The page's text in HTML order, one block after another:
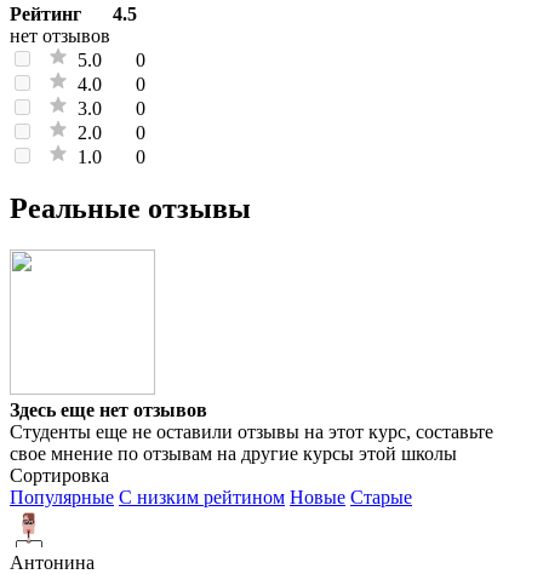
Рейтинг
4.5
нет отзывов
5.0
0
4.0
0
3.0
0
2.0
0
1.0
0
Реальные отзывы
Здесь еще нет отзывов
Студенты еще не оставили отзывы на этот курс, составьте
свое мнение по отзывам на другие курсы этой школы
Сортировка
Популярные С низким рейтином Новые Старые
Антонина